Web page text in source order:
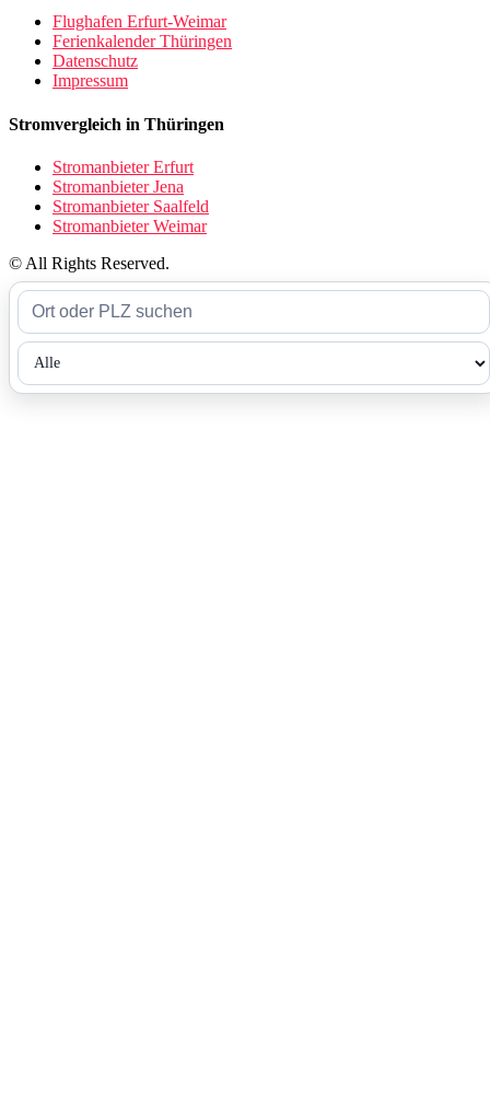
Flughafen Erfurt-Weimar
Ferienkalender Thüringen
Datenschutz
Impressum
Stromvergleich in Thüringen
Stromanbieter Erfurt
Stromanbieter Jena
Stromanbieter Saalfeld
Stromanbieter Weimar
© All Rights Reserved.